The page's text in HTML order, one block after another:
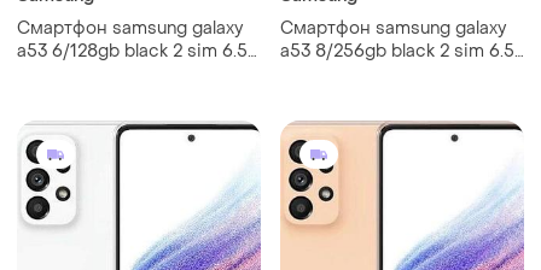
Смартфон samsung galaxy
a53 6/128gb black 2 sim 6.5"
Смартфон samsung galaxy
a53 8/256gb black 2 sim 6.5"